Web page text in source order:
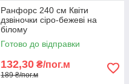
Ранфорс 240 см Квіти
дзвіночки сіро-бежеві на
білому
Готово до відправки
132,30 ₴/пог.м
189 ₴/пог.м